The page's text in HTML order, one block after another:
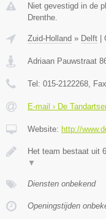
Niet gevestigd in de
Drenthe.
Zuid-Holland » Delft
Adriaan Pauwstraat
Tel: 015-2122268 ,
E-mail › De
Website: http://
Het team bestaat uit
▼
Diensten onbekend
Openingstijden